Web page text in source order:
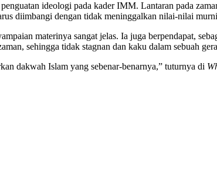
ideologi pada kader IMM. Lantaran pada
diimbangi dengan tidak meninggalkan nilai-nilai
materinya sangat jelas. Ia juga berpendapat,
sehingga tidak stagnan dan kaku dalam sebuah
dakwah Islam yang sebenar-benarnya,” tuturnya di